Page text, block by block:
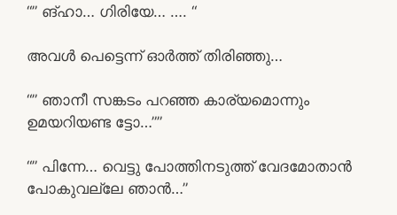
“” ങ്ഹാ… ഗിരിയേ… …. “
അവൾ പെട്ടെന്ന് ഓർത്ത് തിരിഞ്ഞു…
“” ഞാനീ സങ്കടം പറഞ്ഞ കാര്യമൊന്നും
ഉമയറിയണ്ട ട്ടോ…””
“” പിന്നേ… വെട്ടു പോത്തിനടുത്ത് വേദമോതാൻ
പോകുവല്ലേ ഞാൻ…”